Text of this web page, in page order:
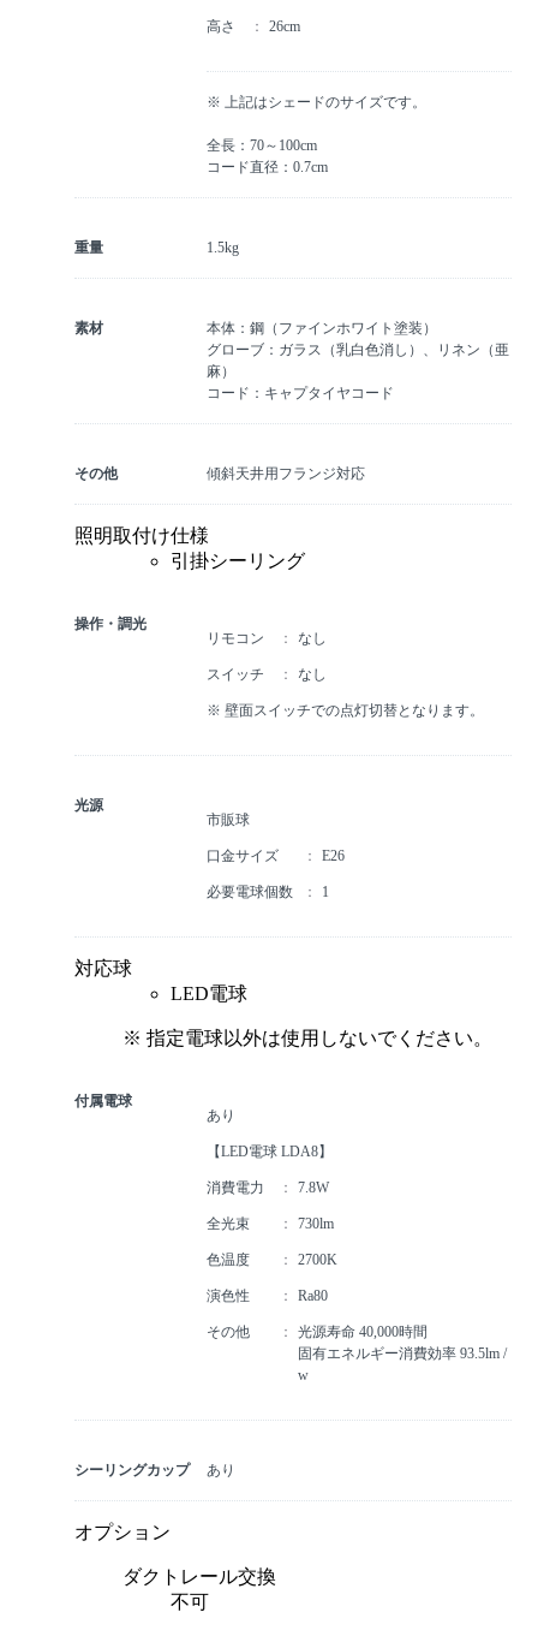
高さ 26cm
※ 上記はシェードのサイズです。
全長：70～100cm
コード直径：0.7cm
重量 1.5kg
素材
本体：鋼（ファインホワイト塗装）
グローブ：ガラス（乳白色消し）、リネン（亜
麻）
コード：キャプタイヤコード
その他 傾斜天井用フランジ対応
照明取付け仕様
引掛シーリング
操作・調光
リモコン
なし
スイッチ なし
※ 壁面スイッチでの点灯切替となります。
光源
市販球
口金サイズ E26
必要電球個数 1
対応球
LED電球
※ 指定電球以外は使用しないでください。
付属電球
あり
【LED電球 LDA8】
消費電力 7.8W
全光束 730lm
色温度 2700K
演色性 Ra80
その他
光源寿命 40,000時間
固有エネルギー消費効率 93.5lm /
w
シーリングカップ あり
オプション
ダクトレール交換
不可